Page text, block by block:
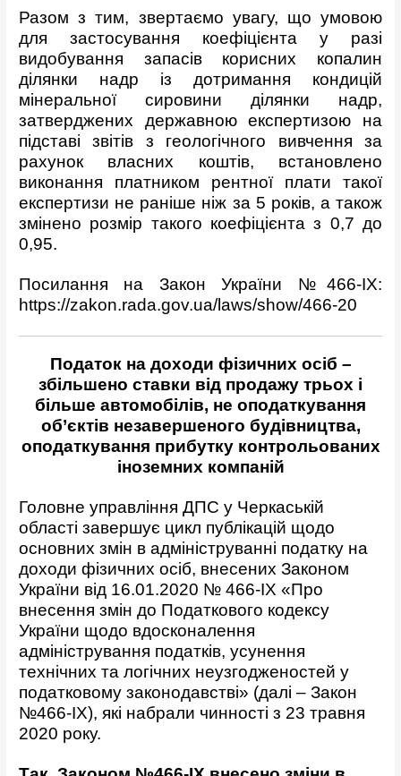
Разом з тим, звертаємо увагу, що умовою
для застосування коефіцієнта у разі
видобування запасів корисних копалин
ділянки надр із дотримання кондицій
мінеральної сировини ділянки надр,
затверджених державною експертизою на
підставі звітів з геологічного вивчення за
рахунок власних коштів, встановлено
виконання платником рентної плати такої
експертизи не раніше ніж за 5 років, а також
змінено розмір такого коефіцієнта з 0,7 до
0,95.
Посилання на Закон України №466-ІХ:
https://zakon.rada.gov.ua/laws/show/466-20
Податок на доходи фізичних осіб –
збільшено ставки від продажу трьох і
більше автомобілів, не оподаткування
об’єктів незавершеного будівництва,
оподаткування прибутку контрольованих
іноземних компаній
Головне управління ДПС у Черкаській
області завершує цикл публікацій щодо
основних змін в адмініструванні податку на
доходи фізичних осіб, внесених Законом
України від 16.01.2020 № 466-IX «Про
внесення змін до Податкового кодексу
України щодо вдосконалення
адміністрування податків, усунення
технічних та логічних неузгодженостей у
податковому законодавстві» (далі – Закон
№466-IX), які набрали чинності з 23 травня
2020 року.